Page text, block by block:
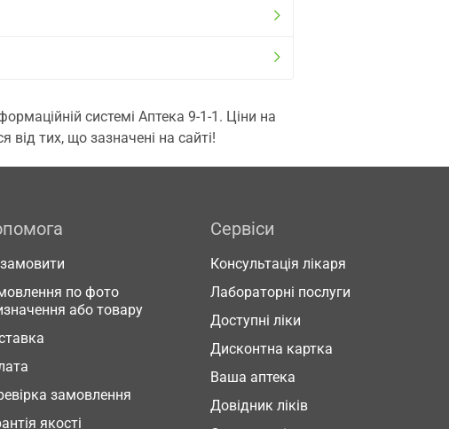
системі Аптека 9-1-1. Ціни на
від тих, що зазначені на сайті!
по фото
або товару
замовлення
якості
Сервіси
Консультація лікаря
Лабораторні послуги
Доступні ліки
Дисконтна картка
Ваша аптека
Довідник ліків